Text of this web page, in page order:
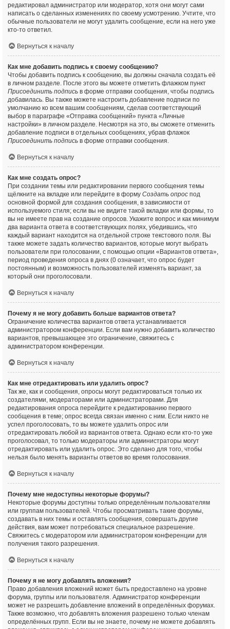
редактировал администратор или модератор, хотя они могут сами
написать о сделанных изменениях по своему усмотрению. Учтите, что
обычные пользователи не могут удалить сообщение, если на него уже
кто-то ответил.
Вернуться к началу
Как мне добавить подпись к своему сообщению?
Чтобы добавить подпись к сообщению, вы должны сначала создать её
в личном разделе. После этого вы можете отметить флажком пункт
Присоединить подпись в форме отправки сообщения, чтобы подпись
добавилась. Вы также можете настроить добавление подписи по
умолчанию ко всем вашим сообщениям, сделав соответствующий
выбор в параграфе «Отправка сообщений» пункта «Личные
настройки» в личном разделе. Несмотря на это, вы сможете отменить
добавление подписи в отдельных сообщениях, убрав флажок
Присоединить подпись в форме отправки сообщения.
Вернуться к началу
Как мне создать опрос?
При создании темы или редактировании первого сообщения темы
щёлкните на вкладке или перейдите в форму Создать опрос под
основной формой для создания сообщения, в зависимости от
используемого стиля; если вы не видите такой вкладки или формы, то
вы не имеете прав на создание опросов. Укажите вопрос и как минимум
два варианта ответа в соответствующих полях, убедившись, что
каждый вариант находится на отдельной строке текстового поля. Вы
также можете задать количество вариантов, которые могут выбрать
пользователи при голосовании, с помощью опции «Вариантов ответа»,
период проведения опроса в днях (0 означает, что опрос будет
постоянным) и возможность пользователей изменять вариант, за
который они проголосовали.
Вернуться к началу
Почему я не могу добавить больше вариантов ответа?
Ограничение количества вариантов ответа устанавливается
администратором конференции. Если вам нужно добавить количество
вариантов, превышающее это ограничение, свяжитесь с
администратором конференции.
Вернуться к началу
Как мне отредактировать или удалить опрос?
Так же, как и сообщения, опросы могут редактироваться только их
создателями, модераторами или администраторами. Для
редактирования опроса перейдите к редактированию первого
сообщения в теме; опрос всегда связан именно с ним. Если никто не
успел проголосовать, то вы можете удалить опрос или
отредактировать любой из вариантов ответа. Однако если кто-то уже
проголосовал, то только модераторы или администраторы могут
отредактировать или удалить опрос. Это сделано для того, чтобы
нельзя было менять варианты ответов во время голосования.
Вернуться к началу
Почему мне недоступны некоторые форумы?
Некоторые форумы доступны только определённым пользователям
или группам пользователей. Чтобы просматривать такие форумы,
создавать в них темы и оставлять сообщения, совершать другие
действия, вам может потребоваться специальное разрешение.
Свяжитесь с модератором или администратором конференции для
получения такого разрешения.
Вернуться к началу
Почему я не могу добавлять вложения?
Право добавления вложений может быть предоставлено на уровне
форума, группы или пользователя. Администратор конференции
может не разрешить добавление вложений в определённых форумах.
Также возможно, что добавлять вложения разрешено только членам
определённых групп. Если вы не знаете, почему не можете добавлять